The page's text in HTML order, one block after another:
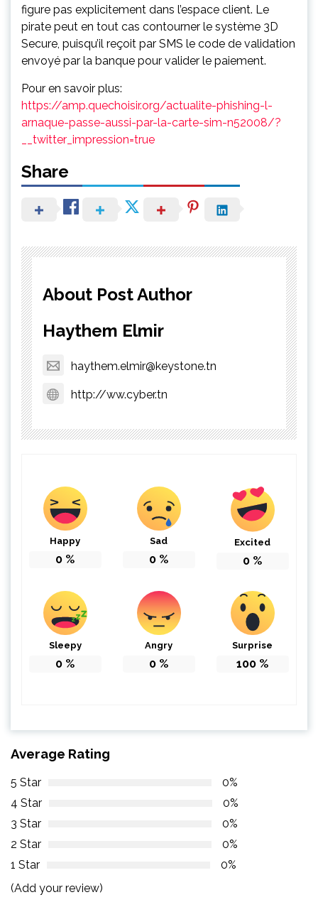
figure pas explicitement dans l’espace client. Le
pirate peut en tout cas contourner le système 3D
Secure, puisqu’il reçoit par SMS le code de validation
envoyé par la banque pour valider le paiement.
Pour en savoir plus:
https://amp.quechoisir.org/actualite-phishing-l-
arnaque-passe-aussi-par-la-carte-sim-n52008/?
__twitter_impression=true
Share
About Post Author
Haythem Elmir
haythem.elmir@keystone.tn
http://ww.cyber.tn
Happy
0 %
Sad
0 %
Excited
0 %
Sleepy
0 %
Angry
0 %
Surprise
100 %
Average Rating
5 Star
0%
4 Star
0%
3 Star
0%
2 Star
0%
1 Star
0%
(Add your review)